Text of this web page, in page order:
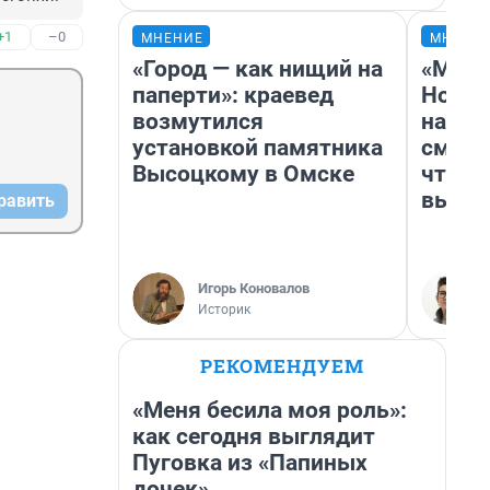
–0 МНЕНИЕ
«Город — как нищий на
паперти»: краевед
возмутился
установкой памятника
Высоцкому в Омске
Игорь Коновалов
Историк
«Мы
РЕКОМЕНДУЕМ
«Меня бесила моя роль»:
как сегодня выглядит
Пуговка из «Папиных